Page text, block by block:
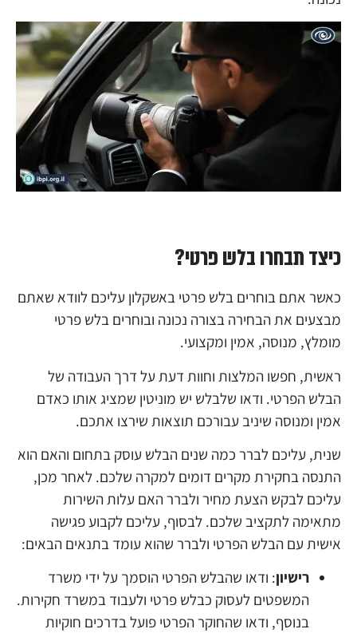
כיצד תבחרו בלש פרטי?
כאשר אתם בוחרים בלש פרטי באשקלון עליכם לוודא שאתם
מבצעים את הבחירה בצורה נכונה ובוחרים בלש פרטי
מומלץ, מנוסה, אמין ומקצועי.
ראשית, חפשו המלצות וחוות דעת על דרך העבודה של
הבלש הפרטי. ודאו שלבלש יש מוניטין שמציג אותו כאדם
אמין ומנוסה שיניב עבורכם תוצאות שירצו אתכם.
שנית, עליכם לברר כמה שנים הבלש עוסק בתחום והאם הוא
התנסה בחקירת מקרים דומים למקרה שלכם. לאחר מכן,
עליכם לבקש הצעת מחיר ולברר האם עלות השירות
מתאימה לתקציב שלכם. לבסוף, עליכם לקבוע פגישה
אישית עם הבלש הפרטי ולברר שהוא עומד בתנאים הבאים:
רישיון: ודאו שהבלש הפרטי הוסמך על ידי משרד
המשפטים לעסוק כבלש פרטי ולעבוד במשרד חקירות.
בנוסף, ודאו שהחוקר הפרטי פועל בדרכים חוקיות